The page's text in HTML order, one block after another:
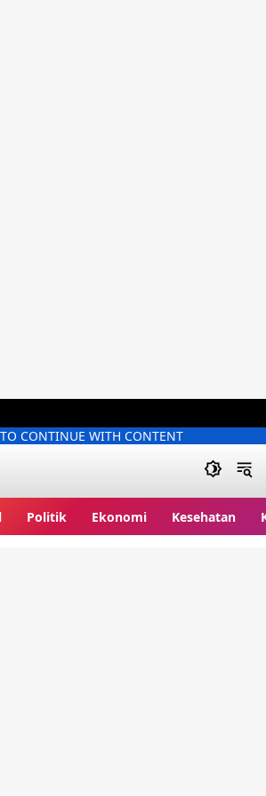
CONTINUE WITH CONTENT
Politik Ekonomi Kesehatan